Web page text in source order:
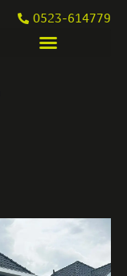
0523-614779